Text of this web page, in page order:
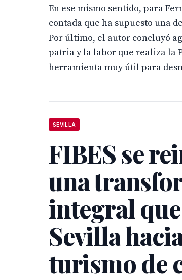
En ese mismo sentido, para
contada que ha supuesto una
Por último, el autor concluyó
patria y la labor que realiza la
herramienta muy útil para
SEVILLA
FIBES se
una
integral
Sevilla
turismo de